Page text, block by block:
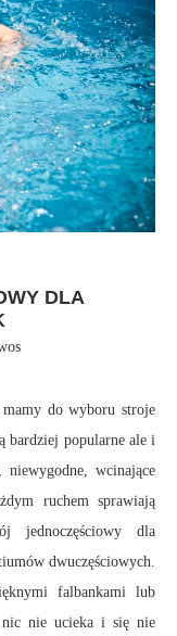
DLA
do wyboru stroje
bardziej popularne ale i
niewygodne, wcinające
ruchem sprawiają
jednoczęściowy dla
dwuczęściowych.
falbankami lub
nic nie ucieka i się nie